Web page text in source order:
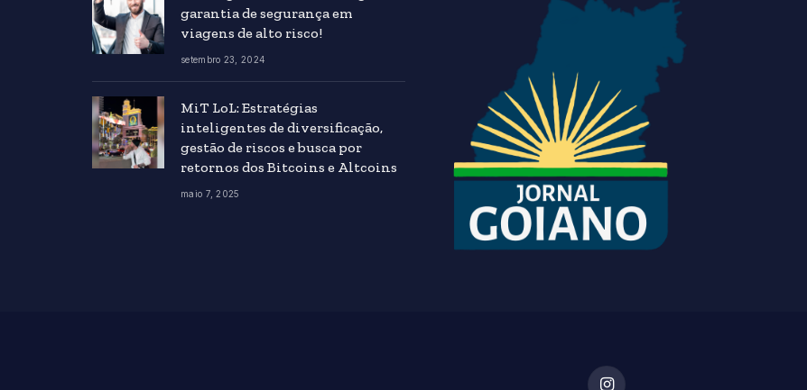
garantia de segurança em
viagens de alto risco!
setembro 23, 2024
MiT LoL: Estratégias
inteligentes de diversificação,
gestão de riscos e busca por
retornos dos Bitcoins e Altcoins
maio 7, 2025